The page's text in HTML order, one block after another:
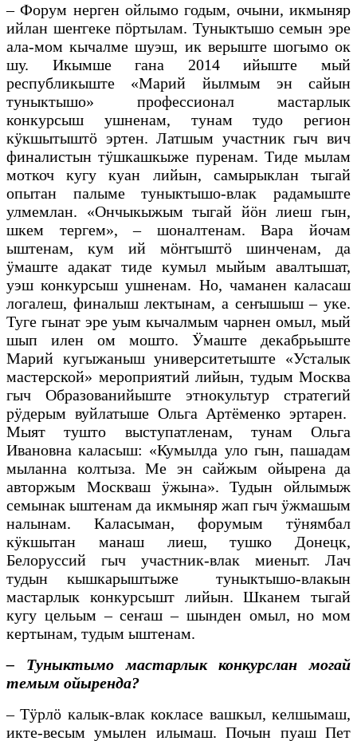
– Форум нерген ойлымо годым, очыни, икмыняр
ийлан шеҥгеке пӧртылам. Туныктышо семын эре
ала-мом кычалме шуэш, ик верыште шогымо ок
шу. Икымше гана 2014 ийыште мый
республикыште «Марий йылмым эн сайын
туныктышо» профессионал мастарлык
конкурсыш ушненам, тунам тудо регион
кӱкшытыштӧ эртен. Латшым участник гыч вич
финалистын тӱшкашкыже пуренам. Тиде мылам
моткоч кугу куан лийын, самырыклан тыгай
опытан палыме туныктышо-влак радамыште
улмемлан. «Ончыкыжым тыгай йӧн лиеш гын,
шкем тергем», – шоналтенам. Вара йочам
ыштенам, кум ий мӧҥгыштӧ шинченам, да
ӱмаште адакат тиде кумыл мыйым авалтышат,
уэш конкурсыш ушненам. Но, чаманен каласаш
логалеш, финалыш лектынам, а сеҥышыш – уке.
Туге гынат эре уым кычалмым чарнен омыл, мый
шып илен ом мошто. Ӱмаште декабрьыште
Марий кугыжаныш университетыште «Усталык
мастерской» мероприятий лийын, тудым Москва
гыч Образованийыште этнокультур стратегий
рӱдерым вуйлатыше Ольга Артёменко эртарен.
Мыят тушто выступатленам, тунам Ольга
Ивановна каласыш: «Кумылда уло гын, пашадам
мыланна колтыза. Ме эн сайжым ойырена да
авторжым Москваш ӱжына». Тудын ойлымыж
семынак ыштенам да икмыняр жап гыч ӱжмашым
налынам. Каласыман, форумым тӱнямбал
кӱкшытан манаш лиеш, тушко Донецк,
Белоруссий гыч участник-влак миеныт. Лач
тудын кышкарыштыже туныктышо-влакын
мастарлык конкурсышт лийын. Шканем тыгай
кугу цельым – сеҥаш – шынден омыл, но мом
кертынам, тудым ыштенам.
– Туныктымо мастарлык конкурслан могай
темым ойыренда?
– Тӱрлӧ калык-влак кокласе вашкыл, келшымаш,
икте-весым умылен илымаш. Почын пуаш Пет